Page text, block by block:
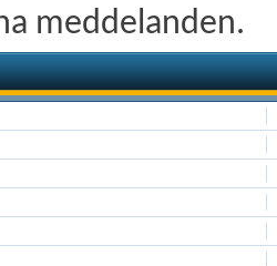
meddelanden.